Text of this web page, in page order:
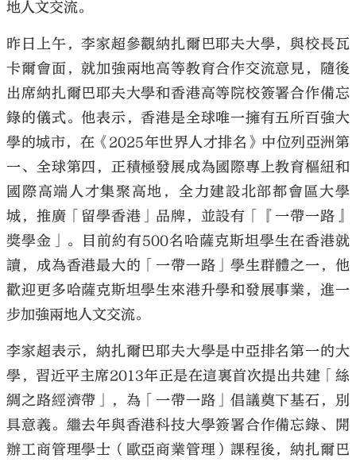
地人文交流。
昨日上午，李家超參觀納扎爾巴耶夫大學，與校長瓦
卡爾會面，就加強兩地高等教育合作交流意見，隨後
出席納扎爾巴耶夫大學和香港高等院校簽署合作備忘
錄的儀式。他表示，香港是全球唯一擁有五所百強大
學的城市，在《2025年世界人才排名》中位列亞洲第
一、全球第四，正積極發展成為國際專上教育樞紐和
國際高端人才集聚高地，全力建設北部都會區大學
城，推廣「留學香港」品牌，並設有「『一帶一路』
獎學金」。目前約有500名哈薩克斯坦學生在香港就
讀，成為香港最大的「一帶一路」學生群體之一，他
歡迎更多哈薩克斯坦學生來港升學和發展事業，進一
步加強兩地人文交流。
李家超表示，納扎爾巴耶夫大學是中亞排名第一的大
學，習近平主席2013年正是在這裏首次提出共建「絲
綢之路經濟帶」，為「一帶一路」倡議奠下基石，別
具意義。繼去年與香港科技大學簽署合作備忘錄、開
辦工商管理學士（歐亞商業管理）課程後，納扎爾巴